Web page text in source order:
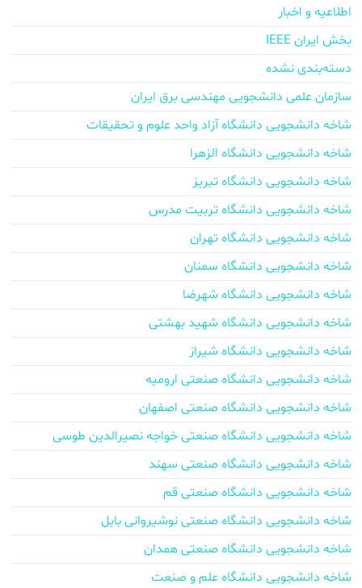
اطلاعیه و اخبار
بخش ایران IEEE
دسته‌بندی نشده
سازمان علمی دانشجویی مهندسی برق ایران
شاخه دانشجویی دانشگاه آزاد واحد علوم و تحقیقات
شاخه دانشجویی دانشگاه الزهرا
شاخه دانشجویی دانشگاه تبریز
شاخه دانشجویی دانشگاه تربیت مدرس
شاخه دانشجویی دانشگاه تهران
شاخه دانشجویی دانشگاه سمنان
شاخه دانشجویی دانشگاه شهرضا
شاخه دانشجویی دانشگاه شهید بهشتی
شاخه دانشجویی دانشگاه شیراز
شاخه دانشجویی دانشگاه صنعتی ارومیه
شاخه دانشجویی دانشگاه صنعتی اصفهان
شاخه دانشجویی دانشگاه صنعتی خواجه نصیرالدین طوسی
شاخه دانشجویی دانشگاه صنعتی سهند
شاخه دانشجویی دانشگاه صنعتی قم
شاخه دانشجویی دانشگاه صنعتی نوشیروانی بابل
شاخه دانشجویی دانشگاه صنعتی همدان
شاخه دانشجویی دانشگاه علم و صنعت